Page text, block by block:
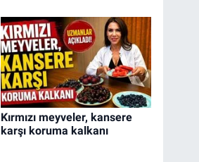
Kırmızı meyveler, kansere
karşı koruma kalkanı